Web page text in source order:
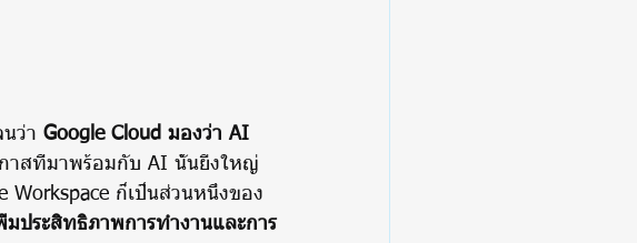
ว่า Google Cloud มองว่า AI
าสที่มาพร้อมกับ AI นั้นยิ่งใหญ่
Workspace ก็เป็นส่วนหนึ่งของ
ประสิทธิภาพการทำงานและการ